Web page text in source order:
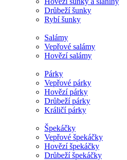
Drůbeží šunky
Rybí šunky
Salámy
Vepřové salámy
Hovězí salámy
Párky
Vepřové párky
Hovězí párky
Drůbeží párky
Králičí párky
Špekáčky
Vepřové špekáčky
Hovězí špekáčky
Drůbeží špekáčky